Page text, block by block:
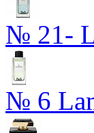
№ 21-
№ 6